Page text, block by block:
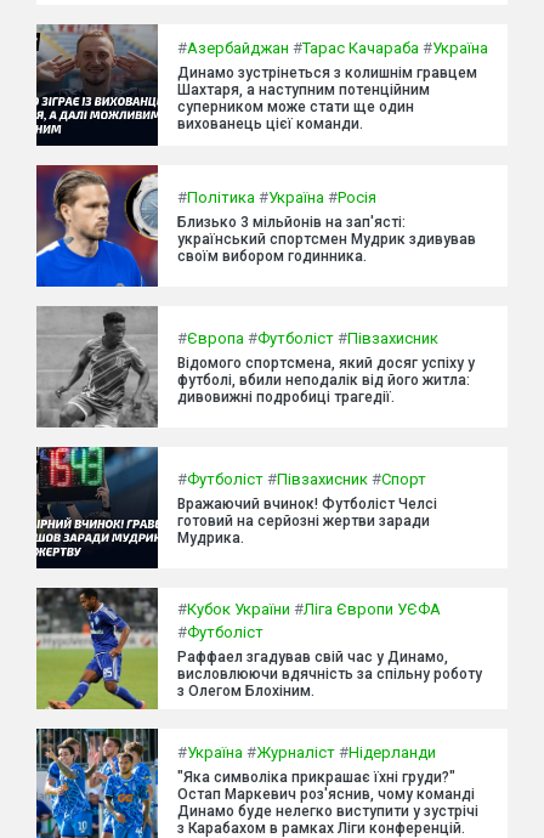
#Азербайджан #Тарас Качараба #Україна
Динамо зустрінеться з колишнім гравцем
Шахтаря, а наступним потенційним
суперником може стати ще один
вихованець цієї команди.
#Політика #Україна #Росія
Близько 3 мільйонів на зап'ясті:
український спортсмен Мудрик здивував
своїм вибором годинника.
#Європа #Футболіст #Півзахисник
Відомого спортсмена, який досяг успіху у
футболі, вбили неподалік від його житла:
дивовижні подробиці трагедії.
#Футболіст #Півзахисник #Спорт
Вражаючий вчинок! Футболіст Челсі
готовий на серйозні жертви заради
Мудрика.
#Кубок України #Ліга Європи УЄФА
#Футболіст
Раффаел згадував свій час у Динамо,
висловлюючи вдячність за спільну роботу
з Олегом Блохіним.
#Україна #Журналіст #Нідерланди
"Яка символіка прикрашає їхні груди?"
Остап Маркевич роз'яснив, чому команді
Динамо буде нелегко виступити у зустрічі
з Карабахом в рамках Ліги конференцій.